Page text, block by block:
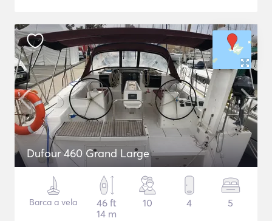
Dufour 460 Grand Large
Barca a vela
46 ft
14 m
10 4 5